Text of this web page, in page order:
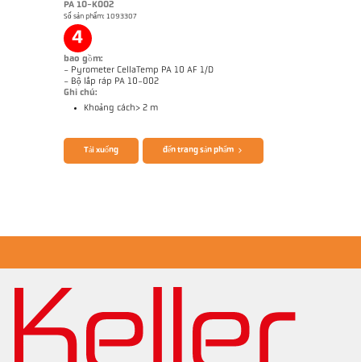
PA 10-K002
Số sản phẩm: 1093307
4
bao gồm:
- Pyrometer CellaTemp PA 10 AF 1/D
- Bộ lắp ráp PA 10-002
Ghi chú:
Khoảng cách> 2 m
Brochure CellaTemp PA
Tải xuống đến trang sản phẩm